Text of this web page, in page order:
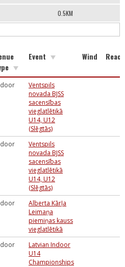
0.5KM
Event Wind
Ventspils
novada BJSS
sacensības
vieglatlētikā
U14, U12
(Slēgtās)
Ventspils
novada BJSS
sacensības
vieglatlētikā
U14, U12
(Slēgtās)
Alberta Kārļa
Leimaņa
piemiņas kauss
vieglatlētikā
Latvian Indoor
U14
Championships